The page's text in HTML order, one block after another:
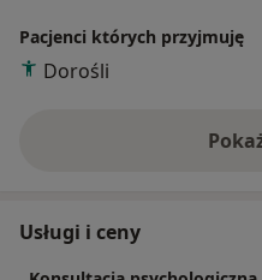
Pacjenci których przyjmuję
Dorośli
Usługi i ceny